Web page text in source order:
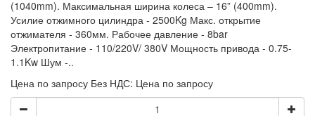
(1040mm). Максимальная ширина колеса – 16” (400mm).
Усилие отжимного цилиндра - 2500Kg Макс. открытие
отжимателя - 360мм. Рабочее давление - 8bar
Электропитание - 110/220V/ 380V Мощность привода - 0.75-
1.1Kw Шум -..
Цена по запросу Без НДС: Цена по запросу